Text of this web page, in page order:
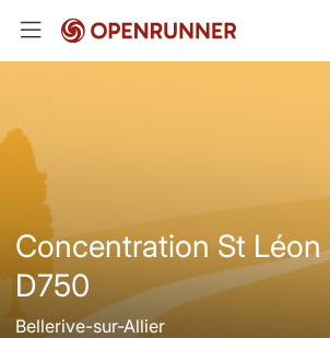
Concentration St Léon 95km
D750
Bellerive-sur-Allier